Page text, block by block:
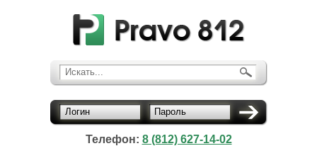
Искать...
Логин Пароль
Телефон: 8 (812) 627-14-02